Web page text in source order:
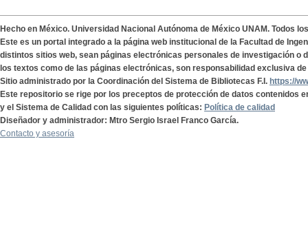
Hecho en México. Universidad Nacional Autónoma de México UNAM. Todos
Este es un portal integrado a la página web institucional de la Facultad de
distintos sitios web, sean páginas electrónicas personales de investigación o
los textos como de las páginas electrónicas, son responsabilidad exclusiva
Sitio administrado por la Coordinación del Sistema de Bibliotecas F.I. https://
Este repositorio se rige por los preceptos de protección de datos contenidos
y el Sistema de Calidad con las siguientes políticas: Política de calidad
Diseñador y administrador: Mtro Sergio Israel Franco García.
Contacto y asesoría